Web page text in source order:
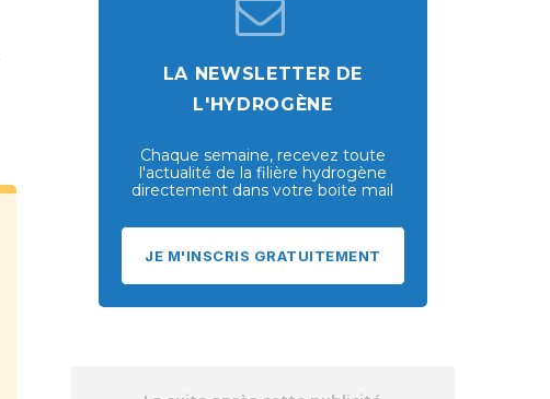
LA NEWSLETTER DE
L'HYDROGÈNE
Chaque semaine, recevez toute
l'actualité de la filière hydrogène
directement dans votre boite mail
JE M'INSCRIS GRATUITEMENT